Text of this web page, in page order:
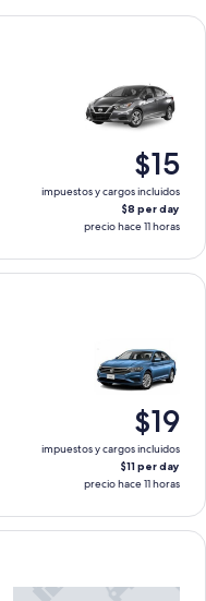
$15
impuestos y cargos incluidos
$8 per day
precio hace 11 horas
$19
impuestos y cargos incluidos
$11 per day
precio hace 11 horas